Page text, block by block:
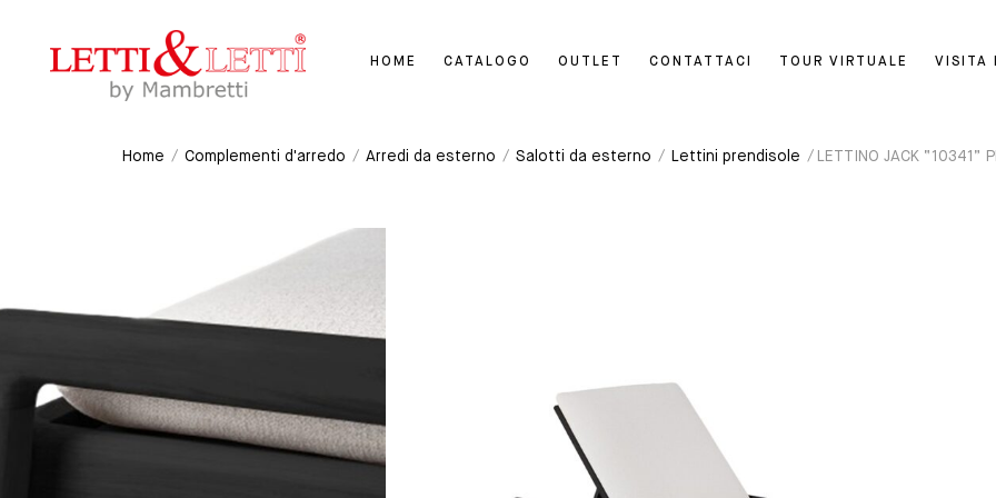
HOME CATALOGO OUTLET CONTATTACI TOUR VIRTUALE VISITA
Home / Complementi d'arredo / Arredi da esterno / Salotti da esterno / Lettini prendisole / LETTINO JACK “10341”